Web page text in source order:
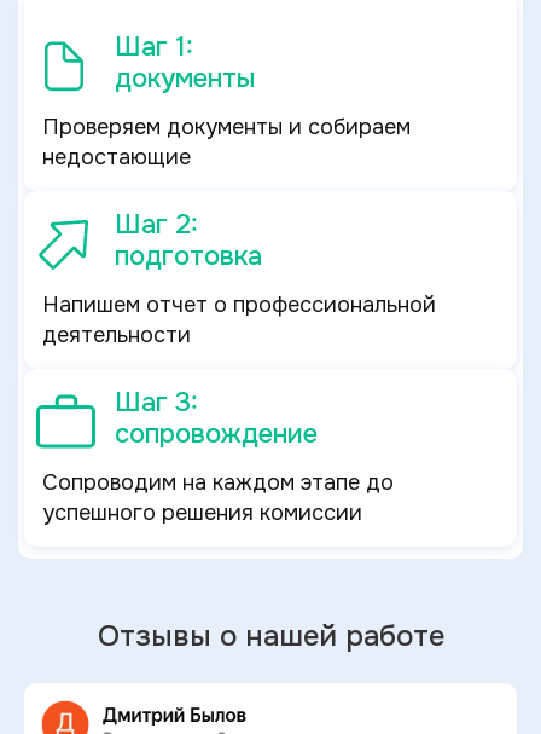
Шаг 1:
документы
Проверяем документы и собираем
недостающие
Шаг 2:
подготовка
Напишем отчет о профессиональной
деятельности
Шаг 3:
сопровождение
Сопроводим на каждом этапе до
успешного решения комиссии
Отзывы о нашей работе